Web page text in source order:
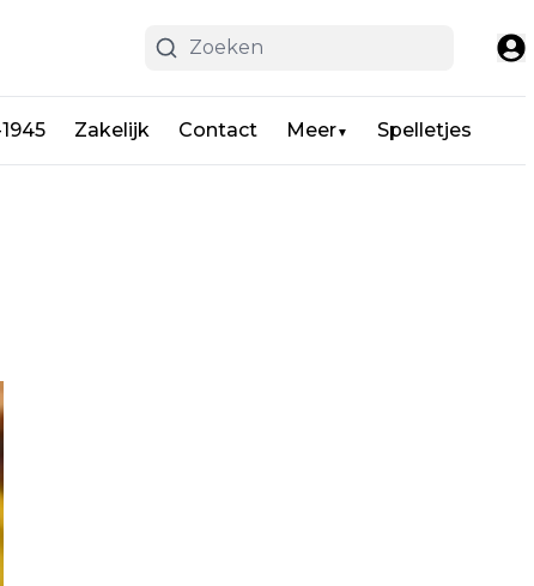
Zakelijk Contact Meer▼ Spelletjes